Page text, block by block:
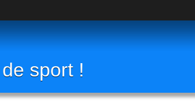
sport !